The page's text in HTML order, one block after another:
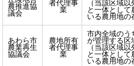
農推進協
議会
者代理事
業
（当該区域
と一体として
いる農用地の
あわら市
農業再生
協議会
農地所有
者代理事
業
市内全域のう
が管理する区
（当該区域
と一体として
いる農用地の